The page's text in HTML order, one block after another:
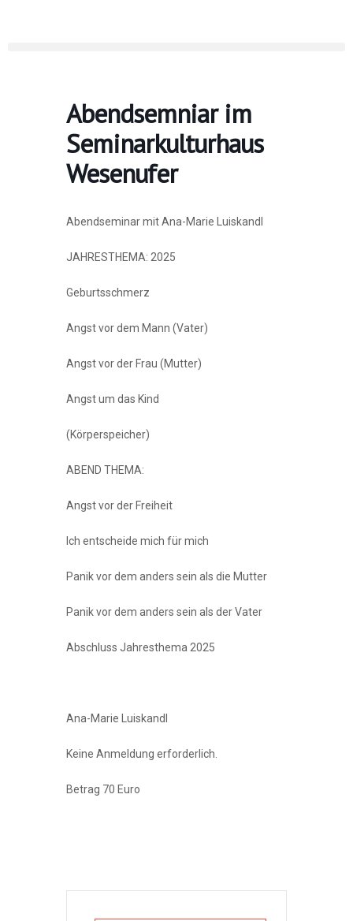
Abendsemniar im
Seminarkulturhaus
Wesenufer
Abendseminar mit Ana-Marie Luiskandl
JAHRESTHEMA: 2025
Geburtsschmerz
Angst vor dem Mann (Vater)
Angst vor der Frau (Mutter)
Angst um das Kind
(Körperspeicher)
ABEND THEMA:
Angst vor der Freiheit
Ich entscheide mich für mich
Panik vor dem anders sein als die Mutter
Panik vor dem anders sein als der Vater
Abschluss Jahresthema 2025
Ana-Marie Luiskandl
Keine Anmeldung erforderlich.
Betrag 70 Euro